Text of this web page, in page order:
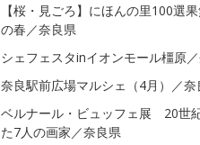
【桜・見ごろ】にほんの里100選
の春／奈良県
シェフェスタinイオンモール橿原
奈良駅前広場マルシェ（4月）／奈
ベルナール・ビュッフェ展 20世
た7人の画家／奈良県